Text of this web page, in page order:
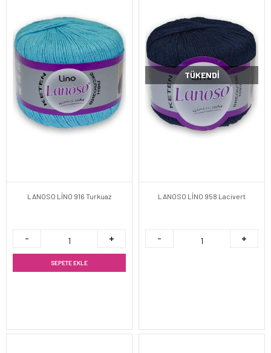
LANOSO LİNO 916 Turkuaz
SEPETE EKLE
TÜKENDI
LANOSO LİNO 958 Lacivert